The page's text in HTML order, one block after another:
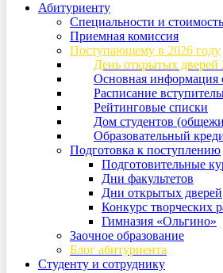
Абитуриенту
Специальности и
Приемная комиссия
Поступающему в 2026 году
День открытых дверей
Основная информация
Расписание
Рейтинговые списки
Дом студентов
Образовательный
Подготовка к поступлению
Подготовительные
Дни факультетов
Дни открытых дверей
Конкурс творческих
Гимназия «Ольгино»
Заочное образование
Блог абитуриента
Студенту и сотруднику